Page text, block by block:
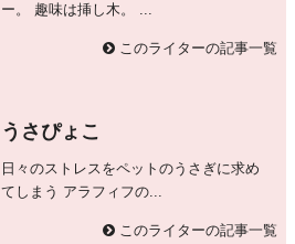
ー。 趣味は挿し木。 ...
このライターの記事一覧
うさぴょこ
日々のストレスをペットのうさぎに求め
てしまう アラフィフの...
このライターの記事一覧